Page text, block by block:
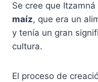
Se cree que
maíz, que era un
y tenía un gran
cultura.
El proceso de